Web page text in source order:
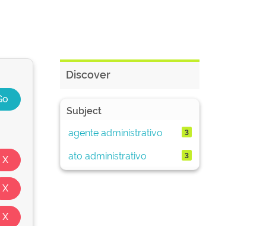
Discover
Subject
agente administrativo
3
ato administrativo 3